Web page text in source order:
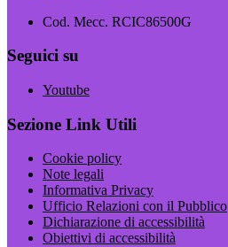
Cod. Mecc. RCIC86500G
Seguici su
Youtube
Sezione Link Utili
Cookie policy
Note legali
Informativa Privacy
Ufficio Relazioni con il Pubblico
Dichiarazione di accessibilità
Obiettivi di accessibilità